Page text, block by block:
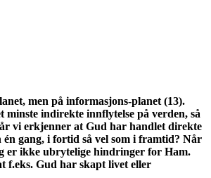
men på informasjons-planet (13).
indirekte innflytelse på verden, så
vi erkjenner at Gud har handlet direkte
gang, i fortid så vel som i framtid? Når
er ikke ubrytelige hindringer for Ham.
Gud har skapt livet eller